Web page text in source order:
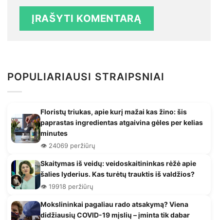
POPULIARIAUSI STRAIPSNIAI
Floristų triukas, apie kurį mažai kas žino: šis
paprastas ingredientas atgaivina gėles per kelias
minutes
👁️ 24069 peržiūrų
Skaitymas iš veidų: veidoskaitininkas rėžė apie
šalies lyderius. Kas turėtų trauktis iš valdžios?
👁️ 19918 peržiūrų
Mokslininkai pagaliau rado atsakymą? Viena
didžiausių COVID-19 mįslių – įminta tik dabar